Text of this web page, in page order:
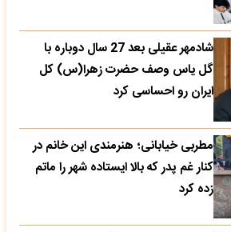
شادمهر عقیلی بعد 27 سال دوباره با
گل یاس وصف حضرت زهرا(س) کل
ایران رو احساسی کرد
مطربی خیابانی؛ هنرمندی این خانم در
کنار غم پدر که بالا ایستاده شهر را ماتم
زده کرد